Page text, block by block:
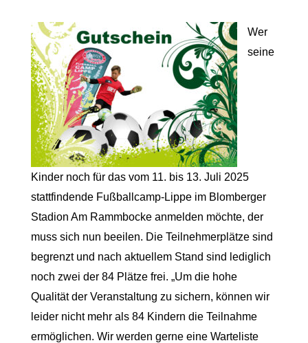
Wer
seine
Kinder noch für das vom 11. bis 13. Juli 2025
stattfindende Fußballcamp-Lippe im Blomberger
Stadion Am Rammbocke anmelden möchte, der
muss sich nun beeilen. Die Teilnehmerplätze sind
begrenzt und nach aktuellem Stand sind lediglich
noch zwei der 84 Plätze frei. „Um die hohe
Qualität der Veranstaltung zu sichern, können wir
leider nicht mehr als 84 Kindern die Teilnahme
ermöglichen. Wir werden gerne eine Warteliste